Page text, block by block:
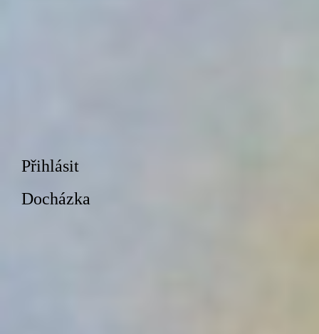
Přihlásit
Docházka